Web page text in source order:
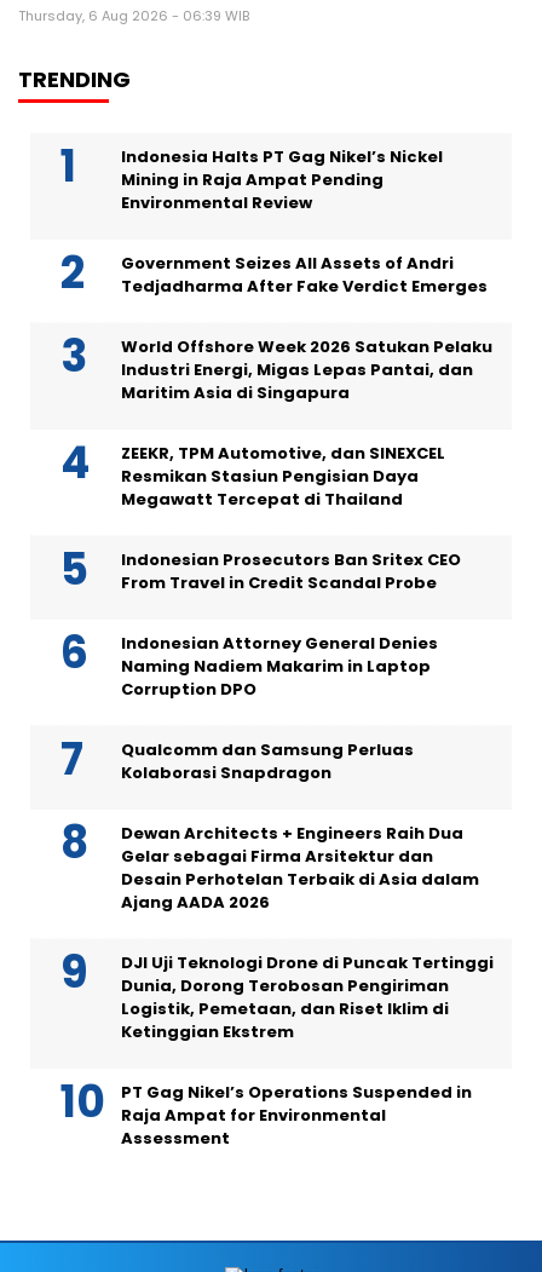
Thursday, 6 Aug 2026 - 06:39 WIB
TRENDING
Indonesia Halts PT Gag Nikel’s Nickel
Mining in Raja Ampat Pending
Environmental Review
Government Seizes All Assets of Andri
Tedjadharma After Fake Verdict Emerges
World Offshore Week 2026 Satukan Pelaku
Industri Energi, Migas Lepas Pantai, dan
Maritim Asia di Singapura
ZEEKR, TPM Automotive, dan SINEXCEL
Resmikan Stasiun Pengisian Daya
Megawatt Tercepat di Thailand
Indonesian Prosecutors Ban Sritex CEO
From Travel in Credit Scandal Probe
Indonesian Attorney General Denies
Naming Nadiem Makarim in Laptop
Corruption DPO
Qualcomm dan Samsung Perluas
Kolaborasi Snapdragon
Dewan Architects + Engineers Raih Dua
Gelar sebagai Firma Arsitektur dan
Desain Perhotelan Terbaik di Asia dalam
Ajang AADA 2026
DJI Uji Teknologi Drone di Puncak Tertinggi
Dunia, Dorong Terobosan Pengiriman
Logistik, Pemetaan, dan Riset Iklim di
Ketinggian Ekstrem
PT Gag Nikel’s Operations Suspended in
Raja Ampat for Environmental
Assessment